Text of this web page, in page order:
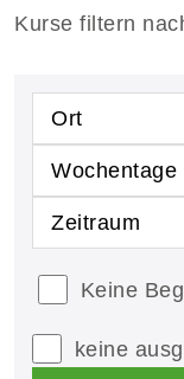
Kurse filtern
Ort
Wochentage
Zeitraum
Keine
keine